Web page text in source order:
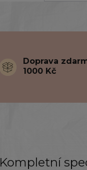
Doprava
1000 Kč
Kompletní